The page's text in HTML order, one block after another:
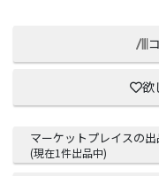
欲
マーケットプレイスの
(現在1件出品中)